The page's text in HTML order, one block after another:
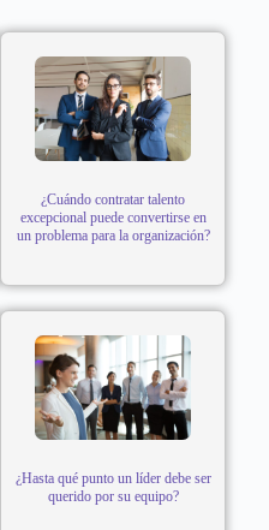
¿Cuándo contratar talento
excepcional puede convertirse en
un problema para la organización?
¿Hasta qué punto un líder debe ser
querido por su equipo?